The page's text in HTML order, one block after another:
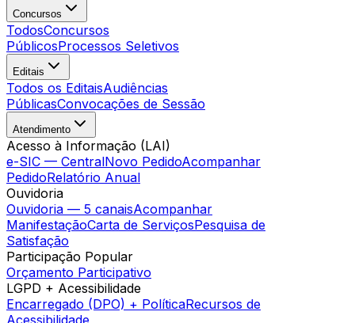
Concursos
TodosConcursos
PúblicosProcessos Seletivos
Editais
Todos os EditaisAudiências
PúblicasConvocações de Sessão
Atendimento
Acesso à Informação (LAI)
e-SIC — CentralNovo PedidoAcompanhar
PedidoRelatório Anual
Ouvidoria
Ouvidoria — 5 canaisAcompanhar
ManifestaçãoCarta de ServiçosPesquisa de
Satisfação
Participação Popular
Orçamento Participativo
LGPD + Acessibilidade
Encarregado (DPO) + PolíticaRecursos de
Acessibilidade